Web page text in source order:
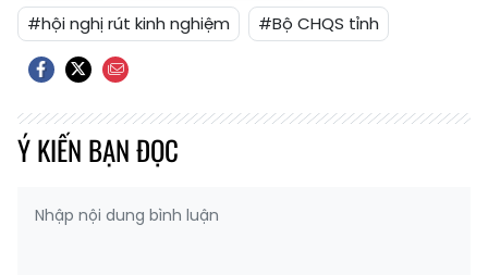
#hội nghị rút kinh nghiệm
#Bộ CHQS tỉnh
Ý KIẾN BẠN ĐỌC